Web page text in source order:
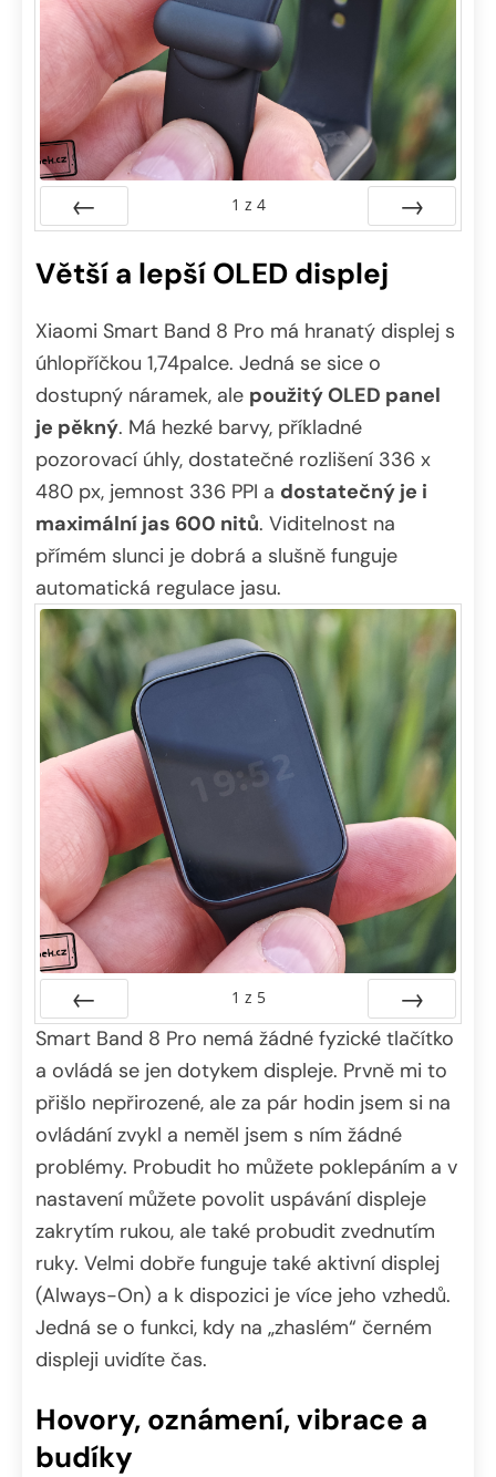
1 z 4
Větší a lepší OLED displej
Xiaomi Smart Band 8 Pro má hranatý displej s
úhlopříčkou 1,74palce. Jedná se sice o
dostupný náramek, ale použitý OLED panel
je pěkný. Má hezké barvy, příkladné
pozorovací úhly, dostatečné rozlišení 336 x
480 px, jemnost 336 PPI a dostatečný je i
maximální jas 600 nitů. Viditelnost na
přímém slunci je dobrá a slušně funguje
automatická regulace jasu.
Předchozí
1 z 5
Další
Smart Band 8 Pro nemá žádné fyzické tlačítko
a ovládá se jen dotykem displeje. Prvně mi to
přišlo nepřirozené, ale za pár hodin jsem si na
ovládání zvykl a neměl jsem s ním žádné
problémy. Probudit ho můžete poklepáním a v
nastavení můžete povolit uspávání displeje
zakrytím rukou, ale také probudit zvednutím
ruky. Velmi dobře funguje také aktivní displej
(Always-On) a k dispozici je více jeho vzhedů.
Jedná se o funkci, kdy na „zhaslém“ černém
displeji uvidíte čas.
Hovory, oznámení, vibrace a
budíky